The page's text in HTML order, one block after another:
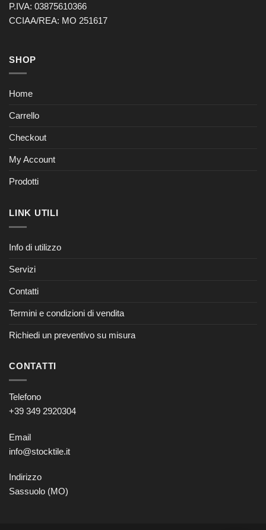
P.IVA: 03875610366
CCIAA/REA: MO 251617
SHOP
Home
Carrello
Checkout
My Account
Prodotti
LINK UTILI
Info di utilizzo
Servizi
Contatti
Termini e condizioni di vendita
Richiedi un preventivo su misura
CONTATTI
Telefono
+39 349 2920304
Email
info@stocktile.it
Indirizzo
Sassuolo (MO)